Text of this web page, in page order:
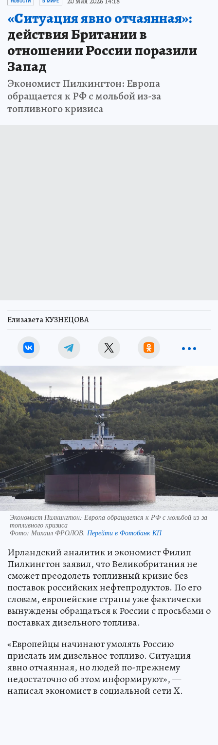
НОВОСТИ В МИРЕ
«Ситуация явно отчаянная»:
действия Британии в
отношении России поразили
Запад
Экономист Пилкингтон: Европа
обращается к РФ с мольбой из-за
топливного кризиса
Елизавета КУЗНЕЦОВА
Экономист Пилкингтон: Европа обращается к РФ с мольбой из-за
топливного кризиса
Фото: Михаил ФРОЛОВ. Перейти в Фотобанк КП
Ирландский аналитик и экономист Филип
Пилкингтон заявил, что Великобритания не
сможет преодолеть топливный кризис без
поставок российских нефтепродуктов. По его
словам, европейские страны уже фактически
вынуждены обращаться к России с просьбами о
поставках дизельного топлива.
«Европейцы начинают умолять Россию
прислать им дизельное топливо. Ситуация
явно отчаянная, но людей по-прежнему
недостаточно об этом информируют», —
написал экономист в социальной сети X.